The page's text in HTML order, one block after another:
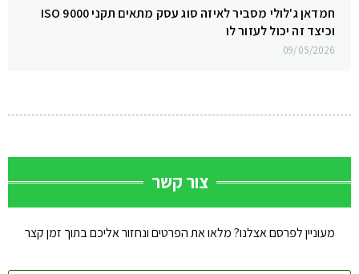
חמדאן ג'לולי מסביר לאיזה סוג עסק מתאים תקני ISO 9000
וכיצד זה יכול לעזור לו
09/05/2026
צור קשר
מעוניין לפרסם אצלנו? מלאו את הפרטים ונחזור אליכם בתוך זמן קצר